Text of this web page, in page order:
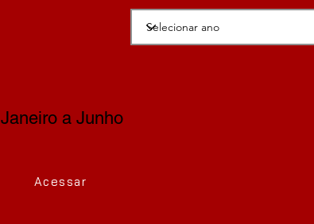
Janeiro a Junho
Acessar